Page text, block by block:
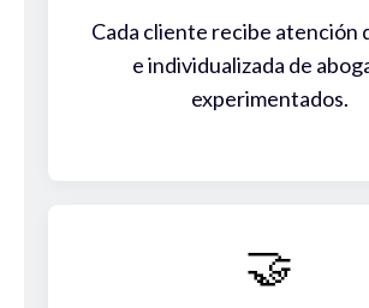
Cada cliente recibe atención
e individualizada de
experimentados.
🤝